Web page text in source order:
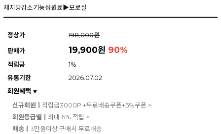
체지방감소기능성원료▶모로실
정상가
198,000원
판매가
19,900원 90%
적립금
1%
유통기한
2026.07.02
회원혜택 ▼
신규회원ㅣ 적립금3000P +무료배송쿠폰+5%쿠폰 >
회원등급별ㅣ 최대 6% 적립 >
배송ㅣ 3만원이상 구매시 무료배송